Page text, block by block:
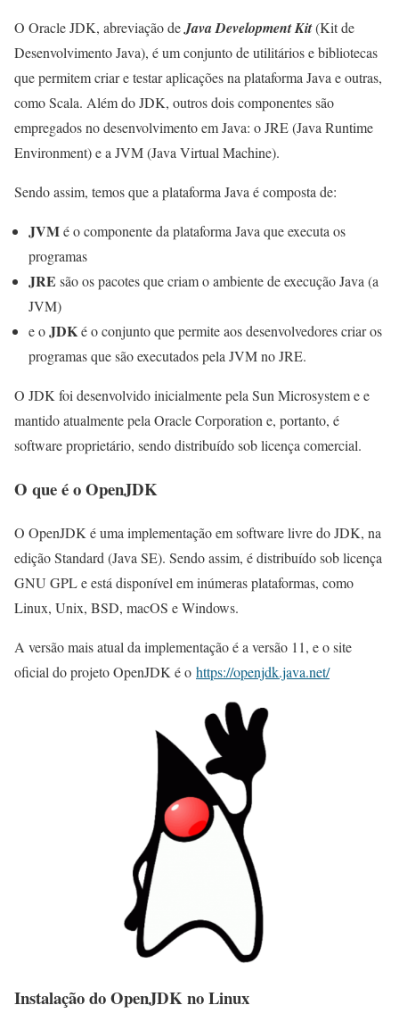
O Oracle JDK, abreviação deJava Development Kit(Kit de
Desenvolvimento Java), é um conjunto de utilitários e bibliotecas
que permitem criar e testar aplicações na plataforma Java e outras,
como Scala. Além do JDK, outros dois componentes são
empregados no desenvolvimento em Java: o JRE (Java Runtime
Environment) e a JVM (Java Virtual Machine).
Sendo assim, temos que a plataforma Java é composta de:
JVMé o componente da plataforma Java que executa os
programas
JRE são os pacotes que criam o ambiente de execução Java (a
JVM)
e oJDKé o conjunto que permite aos desenvolvedores criar os
programas que são executados pela JVM no JRE.
O JDK foi desenvolvido inicialmente pela Sun Microsystem e e
mantido atualmente pela Oracle Corporation e, portanto, é
software proprietário, sendo distribuído sob licença comercial.
O que é o OpenJDK
O OpenJDK é uma implementação em software livre do JDK, na
edição Standard (Java SE). Sendo assim, é distribuído sob licença
GNU GPL e está disponível em inúmeras plataformas, como
Linux, Unix, BSD, macOS e Windows.
A versão mais atual da implementação é a versão 11, e o site
oficial do projeto OpenJDK é o https://openjdk.java.net/
Instalação do OpenJDK no Linux